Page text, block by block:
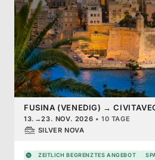
FUSINA (VENEDIG) →
13. →23. NOV. 2026 •10 TAGE
SILVER NOVA
ZEITLICH BEGRENZTES ANGEBOT